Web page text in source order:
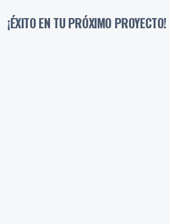
¡ÉXITO EN TU PRÓXIMO PROYECTO!